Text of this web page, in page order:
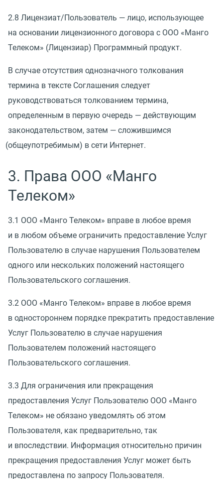
2.8 Лицензиат/Пользователь — лицо, использующее
на основании лицензионного договора с ООО «Манго
Телеком» (Лицензиар) Программный продукт.
В случае отсутствия однозначного толкования
термина в тексте Соглашения следует
руководствоваться толкованием термина,
определенным в первую очередь — действующим
законодательством, затем — сложившимся
(общеупотребимым) в сети Интернет.
3. Права ООО «Манго
Телеком»
3.1 ООО «Манго Телеком» вправе в любое время
и в любом объеме ограничить предоставление Услуг
Пользователю в случае нарушения Пользователем
одного или нескольких положений настоящего
Пользовательского соглашения.
3.2 ООО «Манго Телеком» вправе в любое время
в одностороннем порядке прекратить предоставление
Услуг Пользователю в случае нарушения
Пользователем положений настоящего
Пользовательского соглашения.
3.3 Для ограничения или прекращения
предоставления Услуг Пользователю ООО «Манго
Телеком» не обязано уведомлять об этом
Пользователя, как предварительно, так
и впоследствии. Информация относительно причин
прекращения предоставления Услуг может быть
предоставлена по запросу Пользователя.